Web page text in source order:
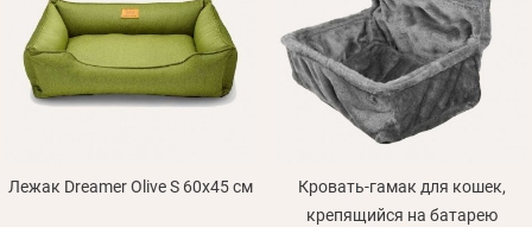
Лежак Dreamer Olive S 60х45 см
Кровать-гамак для кошек,
крепящийся на батарею